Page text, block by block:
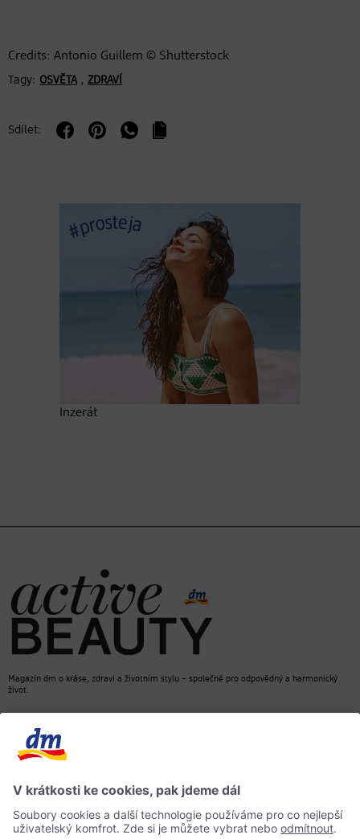
Credits: Antonio Guillem © Shutterstock
Tagy: OSVĚTA, ZDRAVÍ
Sdílet:
Inzerát
Magazín dm o kráse, zdraví a životním stylu – společně pro odpovědný a harmonický
život.